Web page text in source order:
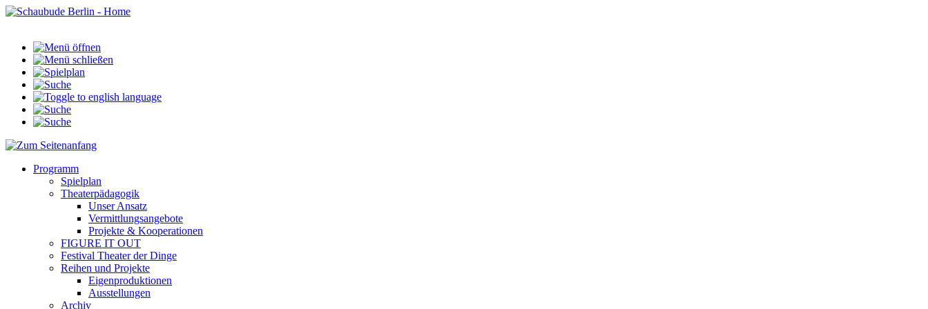
Programm
Spielplan
Theaterpädagogik
Unser Ansatz
Vermittlungsangebote
Projekte & Kooperationen
FIGURE IT OUT
Festival Theater der Dinge
Reihen und Projekte
Eigenproduktionen
Ausstellungen
Archiv